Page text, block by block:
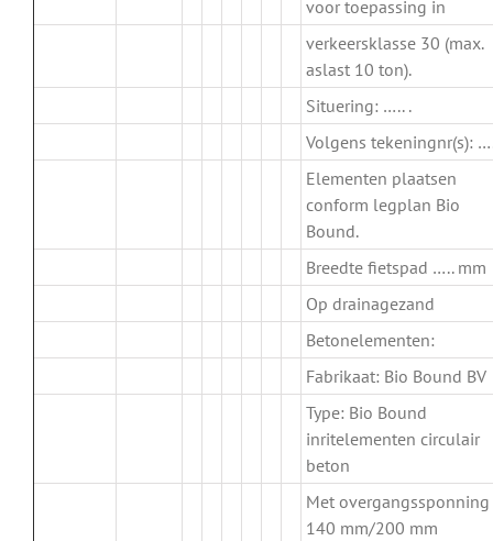
voor toepassing in
verkeersklasse 30 (max.
aslast 10 ton).
Situering: ….. .
Volgens tekeningnr(s):
Elementen plaatsen
conform legplan Bio
Bound.
Breedte fietspad ….. mm
Op drainagezand
Betonelementen:
Fabrikaat: Bio Bound BV
Type: Bio Bound
inritelementen circulair
beton
Met overgangssponning
140 mm/200 mm